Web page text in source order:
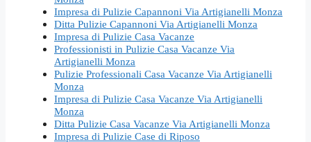
Impresa di Pulizie Capannoni Via Artigianelli Monza
Ditta Pulizie Capannoni Via Artigianelli Monza
Impresa di Pulizie Casa Vacanze
Professionisti in Pulizie Casa Vacanze Via
Artigianelli Monza
Pulizie Professionali Casa Vacanze Via Artigianelli
Monza
Impresa di Pulizie Casa Vacanze Via Artigianelli
Monza
Ditta Pulizie Casa Vacanze Via Artigianelli Monza
Impresa di Pulizie Case di Riposo